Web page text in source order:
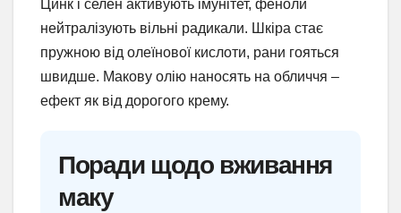
Цинк і селен активують імунітет, феноли
нейтралізують вільні радикали. Шкіра стає
пружною від олеїнової кислоти, рани гояться
швидше. Макову олію наносять на обличчя –
ефект як від дорогого крему.
Поради щодо вживання
маку